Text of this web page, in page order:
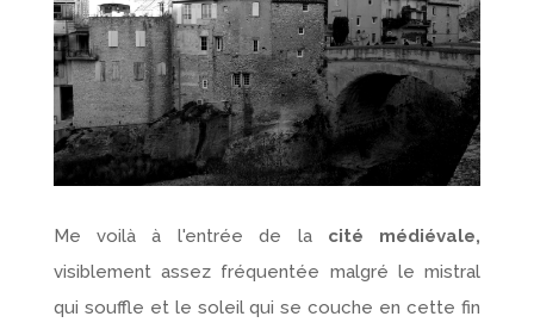
Me voilà à l'entrée de la cité médiévale,
visiblement assez fréquentée malgré le mistral
qui souffle et le soleil qui se couche en cette fin